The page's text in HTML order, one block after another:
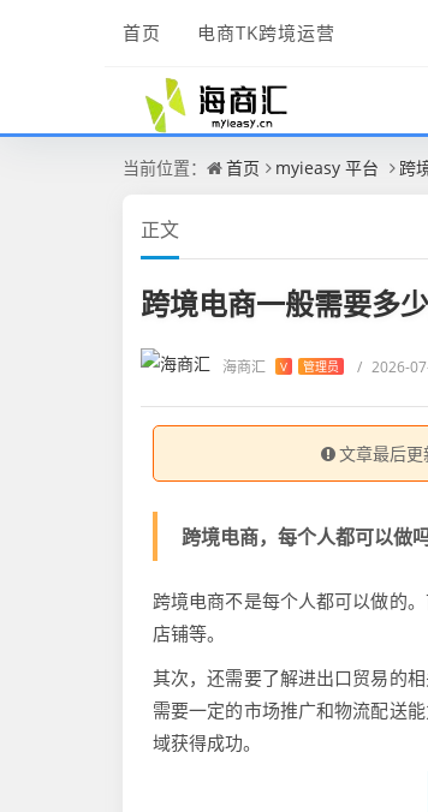
首页 电商TK跨境运营
当前位置： 首页 myieasy 平台 跨
正文
跨境电商一般需要多
海商汇 V 管理员 / 2026-
文章最后更
跨境电商，每个人都可以做吗
跨境电商不是每个人都可以做的
店铺等。
其次，还需要了解进出口贸易的
需要一定的市场推广和物流配送
域获得成功。